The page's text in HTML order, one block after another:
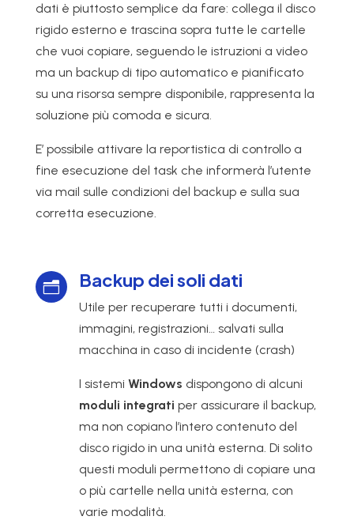
dati è piuttosto semplice da fare: collega il disco
rigido esterno e trascina sopra tutte le cartelle
che vuoi copiare, seguendo le istruzioni a video
ma un backup di tipo automatico e pianificato
su una risorsa sempre disponibile, rappresenta la
soluzione più comoda e sicura.
E’ possibile attivare la reportistica di controllo a
fine esecuzione del task che informerà l’utente
via mail sulle condizioni del backup e sulla sua
corretta esecuzione.
n Backup dei soli dati
Utile per recuperare tutti i documenti,
immagini, registrazioni… salvati sulla
macchina in caso di incidente (crash)
I sistemi Windows dispongono di alcuni
moduli integrati per assicurare il backup,
ma non copiano l’intero contenuto del
disco rigido in una unità esterna. Di solito
questi moduli permettono di copiare una
o più cartelle nella unità esterna, con
varie modalità.